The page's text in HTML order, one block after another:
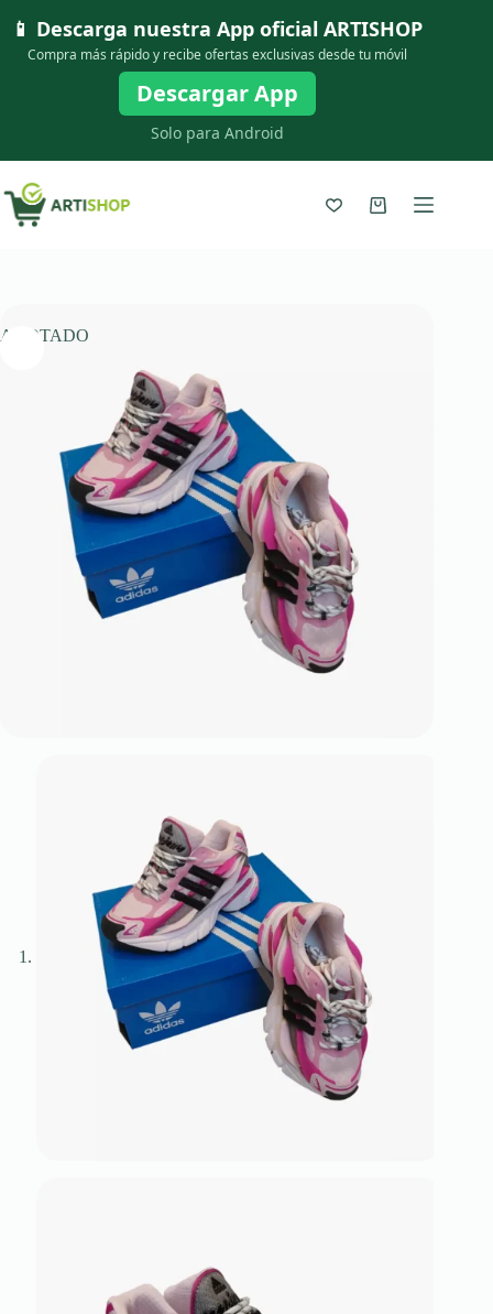
contenido
📱 Descarga nuestra App oficialARTISHOP
Compra más rápido y recibe ofertas exclusivas desde tu móvil
Descargar App
Solo para Android
Carro
AGOTADO